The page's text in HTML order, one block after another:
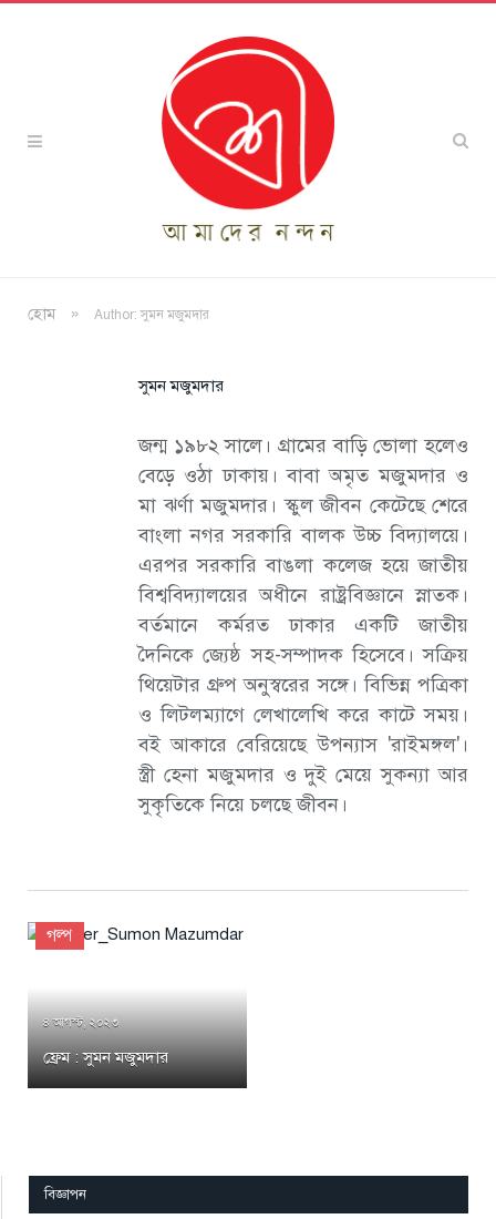
হোম » Author: সুমন মজুমদার
সুমন মজুমদার
জন্ম ১৯৮২ সালে। গ্রামের বাড়ি ভোলা হলেও
বেড়ে ওঠা ঢাকায়। বাবা অমৃত মজুমদার ও
মা ঝর্ণা মজুমদার। স্কুল জীবন কেটেছে শেরে
বাংলা নগর সরকারি বালক উচ্চ বিদ্যালয়ে।
এরপর সরকারি বাঙলা কলেজ হয়ে জাতীয়
বিশ্ববিদ্যালয়ের অধীনে রাষ্ট্রবিজ্ঞানে স্নাতক।
বর্তমানে কর্মরত ঢাকার একটি জাতীয়
দৈনিকে জ্যেষ্ঠ সহ-সম্পাদক হিসেবে। সক্রিয়
থিয়েটার গ্রুপ অনুস্বরের সঙ্গে। বিভিন্ন পত্রিকা
ও লিটলম্যাগে লেখালেখি করে কাটে সময়।
বই আকারে বেরিয়েছে উপন্যাস ‌'রাইমঙ্গল'।
স্ত্রী হেনা মজুমদার ও দুই মেয়ে সুকন্যা আর
সুকৃতিকে নিয়ে চলছে জীবন।
গল্প
৪ আগস্ট, ২০২৩
ফ্রেম : সুমন মজুমদার
বিজ্ঞাপন